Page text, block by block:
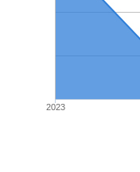
2023